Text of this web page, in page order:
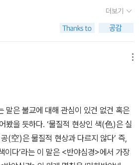
요가 없다. 그것은 남들의 일일 뿐 우리 자
은 자신이 자신에게 꼬리표를 붙여 어떤
넓은 바다에서 살라. 성공이든 행복이든
일 뿐이다. 그것들을 추구할 수는 있지만,
이 인생의 전부가 아니라는 사실이다. 성
로 그것이 온전한 인생이다.
나온 성자(muni)라는 의미로 부처(佛陀,
(世尊), 석존(釋尊) 등 다양한 존호가
던 책이 불교 경전 중 가장 짧다는 '반야
연구가가 집필한 해설서로 제목은 <반야
경전 중에서 가장 많이 알려지고 우리나
야심경'은 그 완전한 명칭이 <마하반야바
蜜多心經)>로 대승불교 반야사상의
죠.관자재보살(觀自在菩薩)로 시작되어
끝나는, 260자로 구성된 반야심경은
교 경전의 내용을 간결하고도 풍부하게
문하지 않더라도 불교사상을 이해하는데
여러 번 끊어 읽을 때마다일부러 노력해
을 이어 읽으려고 노력을 했었습니다.너
라리 불교신자의 얄팍한 욕심 때문이지요.
위로를 받을 수 있었는데요. 아는 만
?이 책을 읽는 동안에 그 말을 정말 많이
학년 때부터 장난 반 눈치 반기도하는 엄
야심경이말하고자 하는 뜻을 페이융의 깊
다시 한 번 의미를 하나하나 새기며 읽어
펼칠 때마다 읽게 되는 ‘반야바라밀다심
깊이 있게 다가오고더 크게 위안이 돼 주
깨끗하게 바꿔나가야 한다. 그래야 모든
닭으로 읽은 책<반야심경 마음공부>에
의 핵심적인 지혜를 기록한 <반야심경>
되어 있어 우리 머릿속에 깊게 자리 잡고
에서 벗어나 평화로운 마음을 찾을 수 있
를 중점으로 목차가 꾸려져 있어 살면서
과 수행법들을 제대로 배울 수 있다. 익
교 용어때문에 좀처럼 읽게되지도 않고,
<반야심경>을 이 책의 도움으로 편안하
다. 붓다의 지혜로 마음공부를 하고자 하
야심경의 핵심은 '공사상'이다. 자기의 몸
더보기
말은 불교에 대해 관심이 있건 없건 혹은
봤을 듯하다. ‘물질적 현상인 색(色)은 실
(空)은 물질적 현상과 다르지 않다’ 즉,
이다’라는 이 말은 <반야심경>에서 가장